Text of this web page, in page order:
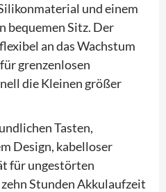
und einem
bequemen Sitz. Der
an das Wachstum
grenzenlosen
die Kleinen größer
Tasten,
Design, kabelloser
für ungestörten
Stunden Akkulaufzeit